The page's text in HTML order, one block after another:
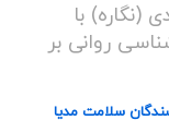
با
روانی بر
سلامت مدیا